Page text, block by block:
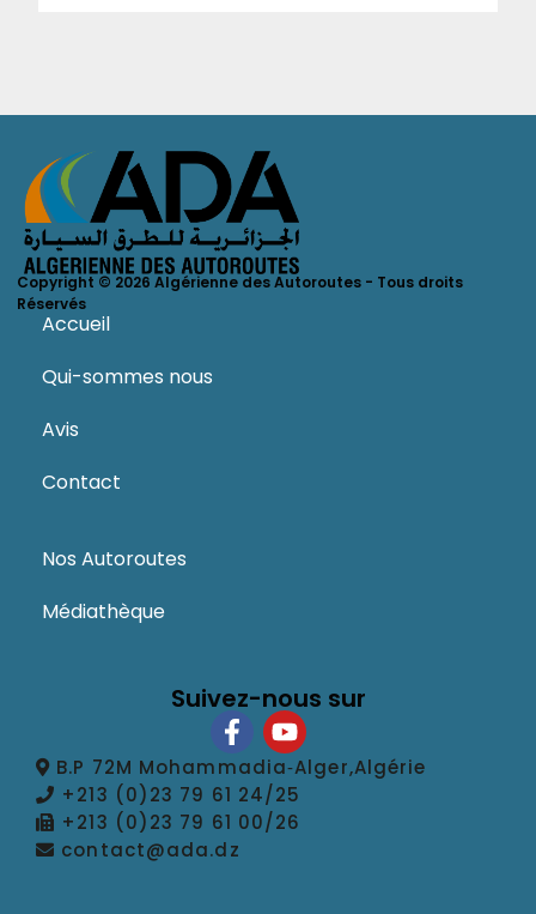
Copyright © 2026 Algérienne des Autoroutes - Tous droits
Réservés
Accueil
Qui-sommes nous
Avis
Contact
Nos Autoroutes
Médiathèque
Suivez-nous sur
B.P 72M Mohammadia‑Alger,Algérie
+213 (0)23 79 61 24/25
+213 (0)23 79 61 00/26
contact@ada.dz